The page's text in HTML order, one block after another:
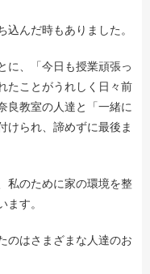
込んだ時もありました。
に、「今日も授業頑張っ
たことがうれしく日々前
良教室の人達と「一緒に
けられ、諦めずに最後ま
私のために家の環境を整
ます。
のはさまざまな人達のお